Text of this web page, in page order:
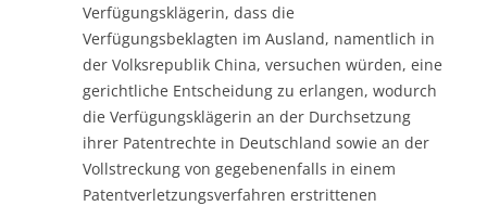
Verfügungsklägerin, dass die
Verfügungsbeklagten im Ausland, namentlich in
der Volksrepublik China, versuchen würden, eine
gerichtliche Entscheidung zu erlangen, wodurch
die Verfügungsklägerin an der Durchsetzung
ihrer Patentrechte in Deutschland sowie an der
Vollstreckung von gegebenenfalls in einem
Patentverletzungsverfahren erstrittenen